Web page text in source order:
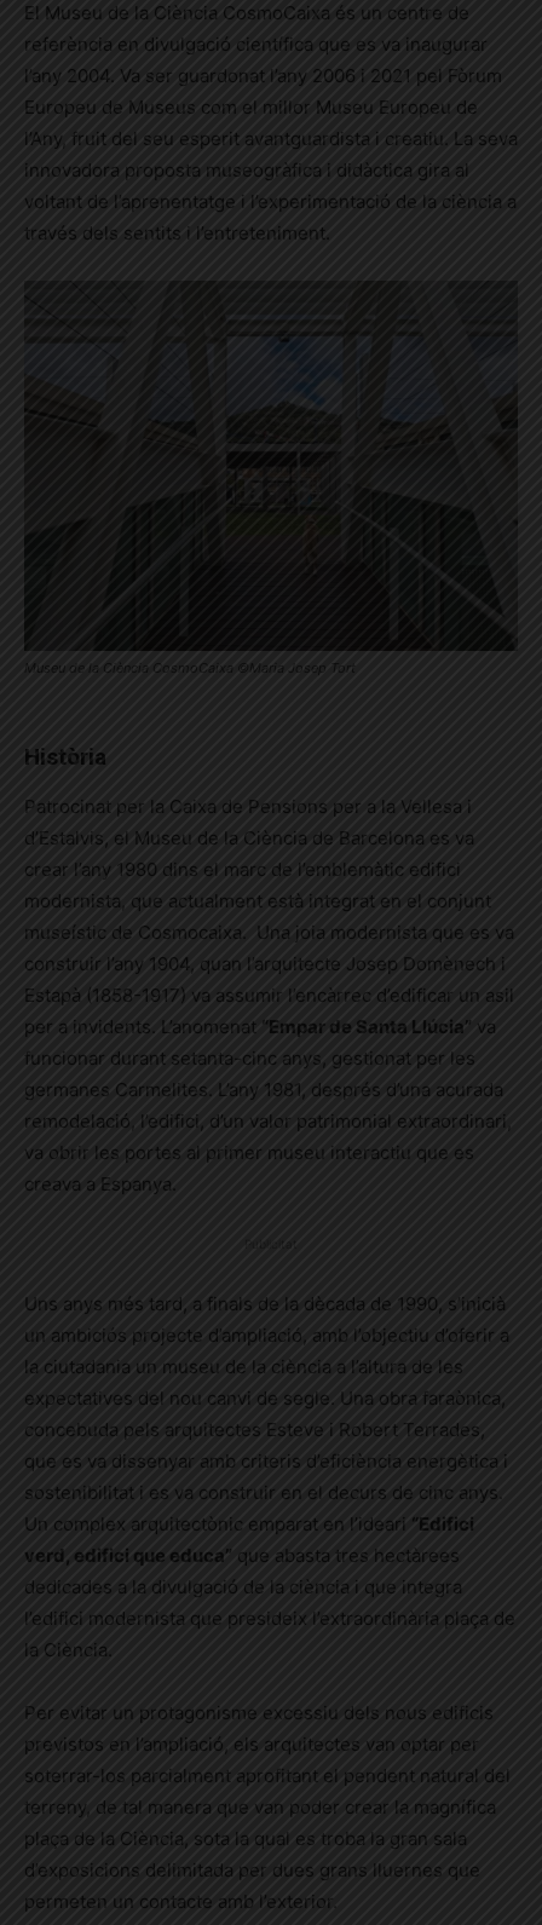
El Museu de la Ciència CosmoCaixa és un centre de
referència en divulgació científica que es va inaugurar
l’any 2004. Va ser guardonat l’any 2006 i 2021 pel Fòrum
Europeu de Museus com el millor Museu Europeu de
l’Any, fruit del seu esperit avantguardista i creatiu. La seva
innovadora proposta museogràfica i didàctica gira al
voltant de l’aprenentatge i l’experimentació de la ciència a
través dels sentits i l’entreteniment.
Museu de la Ciència CosmoCaixa ©Maria Josep Tort
Història
Patrocinat per la Caixa de Pensions per a la Vellesa i
d’Estalvis, el Museu de la Ciència de Barcelona es va
crear l’any 1980 dins el marc de l’emblemàtic edifici
modernista, que actualment està integrat en el conjunt
museístic de Cosmocaixa. Una joia modernista que es va
construir l’any 1904, quan l’arquitecte Josep Domènech i
Estapà (1858-1917) va assumir l’encàrrec d’edificar un asil
per a invidents. L’anomenat “Empar de Santa Llúcia” va
funcionar durant setanta-cinc anys, gestionat per les
germanes Carmelites. L’any 1981, després d’una acurada
remodelació, l’edifici, d’un valor patrimonial extraordinari,
va obrir les portes al primer museu interactiu que es
creava a Espanya.
Uns anys més tard, a finals de la dècada de 1990, s’inicià
un ambiciós projecte d’ampliació, amb l’objectiu d’oferir a
la ciutadania un museu de la ciència a l’altura de les
expectatives del nou canvi de segle. Una obra faraònica,
concebuda pels arquitectes Esteve i Robert Terrades,
que es va dissenyar amb criteris d’eficiència energètica i
sostenibilitat i es va construir en el decurs de cinc anys.
Un complex arquitectònic emparat en l’ideari “Edifici
verd, edifici que educa” que abasta tres hectàrees
dedicades a la divulgació de la ciència i que integra
l’edifici modernista que presideix l’extraordinària plaça de
la Ciència.
Per evitar un protagonisme excessiu dels nous edificis
previstos en l’ampliació, els arquitectes van optar per
soterrar-los parcialment aprofitant el pendent natural del
terreny, de tal manera que van poder crear la magnífica
plaça de la Ciència, sota la qual es troba la gran sala
d’exposicions delimitada per dues grans lluernes que
permeten un contacte amb l’exterior.